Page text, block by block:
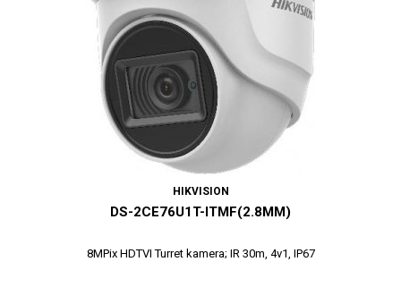
HIKVISION
DS-2CE76U1T-ITMF(2.8MM)
8MPix HDTVI Turret kamera; IR 30m, 4v1, IP67